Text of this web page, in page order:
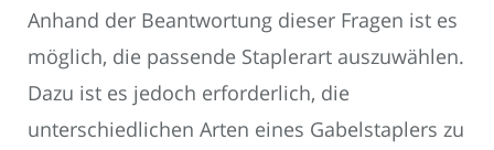
Anhand der Beantwortung dieser Fragen ist es
möglich, die passende Staplerart auszuwählen.
Dazu ist es jedoch erforderlich, die
unterschiedlichen Arten eines Gabelstaplers zu